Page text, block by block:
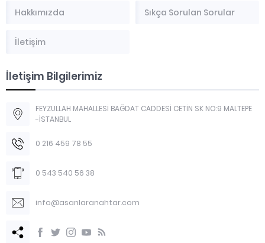
Hakkımızda Sıkça Sorulan Sorular
İletişim
İletişim Bilgilerimiz
FEYZULLAH MAHALLESİ BAĞDAT CADDESİ CETİN SK NO:9 MALTEPE
-İSTANBUL
0 216 459 78 55
0 543 540 56 38
info@asanlaranahtar.com